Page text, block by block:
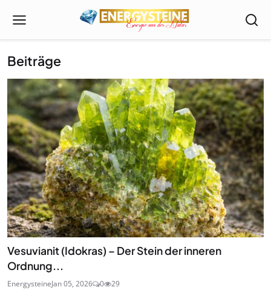
Beiträge
Vesuvianit (Idokras) – Der Stein der inneren
Ordnung...
EnergysteineJan 05, 2026 0 29